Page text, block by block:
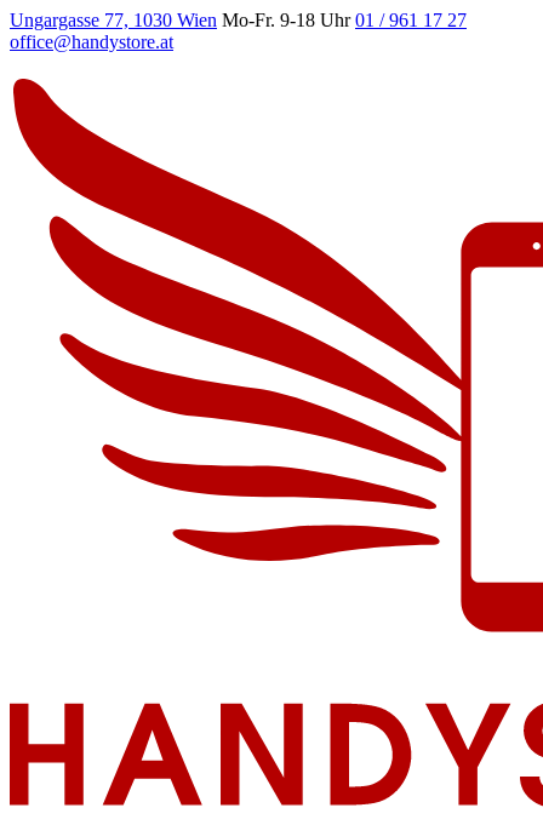
Ungargasse 77, 1030 Wien Mo-Fr. 9-18 Uhr 01 / 961 17 27
office@handystore.at